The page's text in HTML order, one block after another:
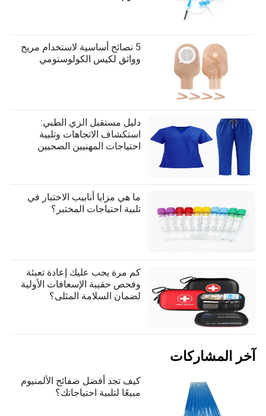
5 نصائح أساسية لاستخدام مريح
وواثق لكيس الكولوستومي
دليل مستقبل الزي الطبي:
استكشاف الاتجاهات وتلبية
احتياجات المهنيين الصحيين
ما هي مزايا أنابيب الاختبار في
تلبية احتياجات المختبر؟
كم مرة يجب عليك إعادة تعبئة
وفحص حقيبة الإسعافات الأولية
لضمان السلامة المثلى؟
آخر المشاركات
كيف تجد أفضل صفائح الألمنيوم
مبيعًا لتلبية احتياجاتك؟